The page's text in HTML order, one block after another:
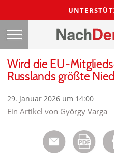
Wird die EU-
Russlands größte
29. Januar 2026 um 14:00
Ein Artikel von György Varga